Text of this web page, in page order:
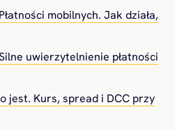
mobilnych. Jak działa,
uwierzytelnienie płatności
jest. Kurs, spread i DCC przy